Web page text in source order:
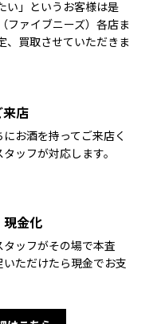
い」というお客様は是
ファイブニーズ）各店ま
、買取させていただきま
店
お酒を持ってご来店く
ッフが対応します。
現金化
ッフがその場で本査
ただけたら現金でお支